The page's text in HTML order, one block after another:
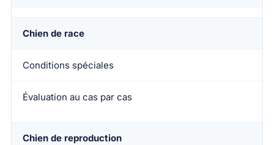
Chien de race
Conditions spéciales
Évaluation au cas par cas
Chien de reproduction